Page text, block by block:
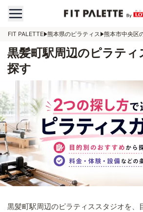
FIT PALETTE 熊本県のピラティス 熊本市中央区
黒髪町駅周辺のピラティ
探す
黒髪町駅周辺のピラティススタジオを、